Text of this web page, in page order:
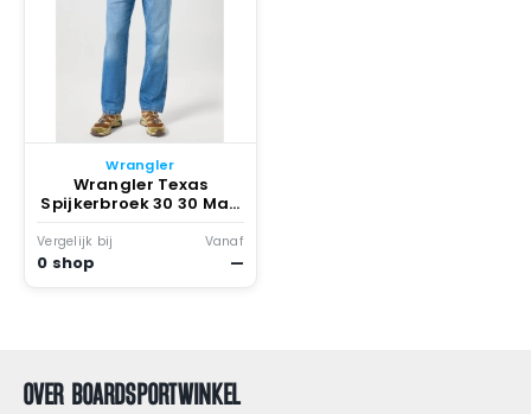
Wrangler
Wrangler Texas
Spijkerbroek 30 30 Man
Wagon Wheel
Vergelijk bij
0 shop
Vanaf
—
OVER BOARDSPORTWINKEL